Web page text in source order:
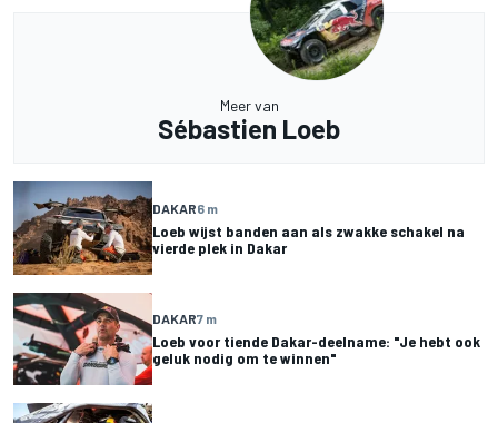
Meer van
Sébastien Loeb
DAKAR6 m
Loeb wijst banden aan als zwakke schakel na
vierde plek in Dakar
DAKAR7 m
Loeb voor tiende Dakar-deelname: "Je hebt ook
geluk nodig om te winnen"